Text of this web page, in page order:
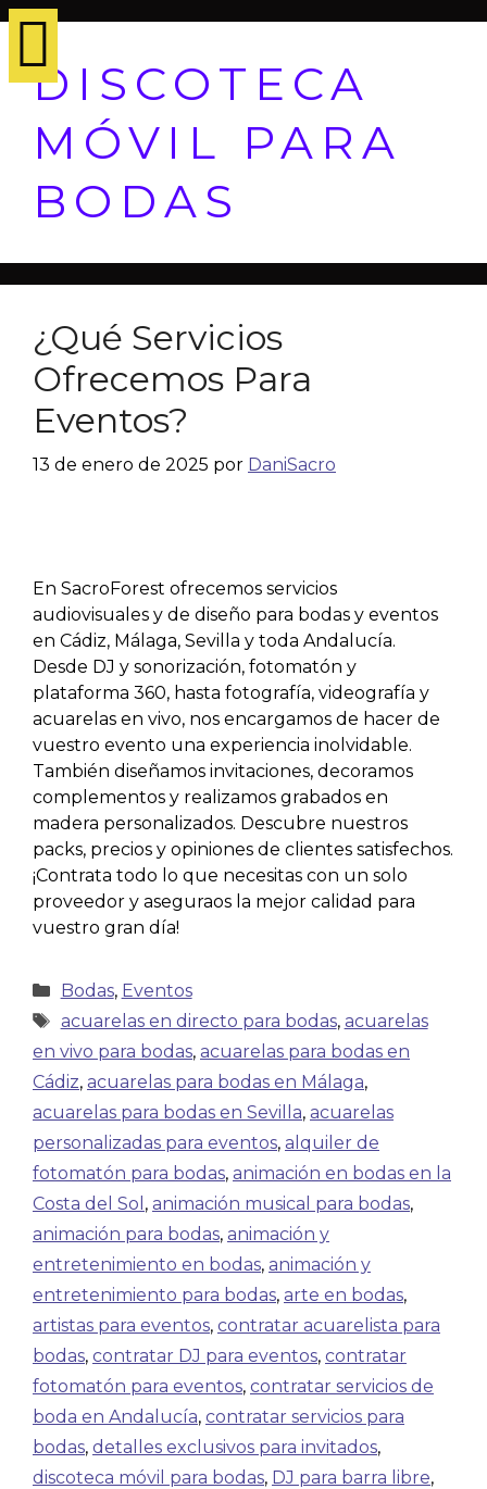
DISCOTECA
MÓVIL PARA
BODAS
¿Qué Servicios
Ofrecemos Para
Eventos?
13 de enero de 2025 por DaniSacro
En SacroForest ofrecemos servicios
audiovisuales y de diseño para bodas y eventos
en Cádiz, Málaga, Sevilla y toda Andalucía.
Desde DJ y sonorización, fotomatón y
plataforma 360, hasta fotografía, videografía y
acuarelas en vivo, nos encargamos de hacer de
vuestro evento una experiencia inolvidable.
También diseñamos invitaciones, decoramos
complementos y realizamos grabados en
madera personalizados. Descubre nuestros
packs, precios y opiniones de clientes satisfechos.
¡Contrata todo lo que necesitas con un solo
proveedor y aseguraos la mejor calidad para
vuestro gran día!
Bodas, Eventos
acuarelas en directo para bodas, acuarelas
en vivo para bodas, acuarelas para bodas en
Cádiz, acuarelas para bodas en Málaga,
acuarelas para bodas en Sevilla, acuarelas
personalizadas para eventos, alquiler de
fotomatón para bodas, animación en bodas en la
Costa del Sol , animación musical para bodas,
animación para bodas, animación y
entretenimiento en bodas, animación y
entretenimiento para bodas, arte en bodas,
artistas para eventos, contratar acuarelista para
bodas, contratar DJ para eventos, contratar
fotomatón para eventos, contratar servicios de
boda en Andalucía, contratar servicios para
bodas, detalles exclusivos para invitados,
discoteca móvil para bodas, DJ para barra libre,